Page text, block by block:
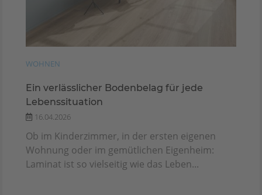
WOHNEN
Ein verlässlicher Bodenbelag für jede
Lebenssituation
16.04.2026
Ob im Kinderzimmer, in der ersten eigenen
Wohnung oder im gemütlichen Eigenheim:
Laminat ist so vielseitig wie das Leben...